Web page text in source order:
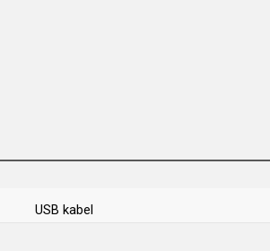
USB kabel